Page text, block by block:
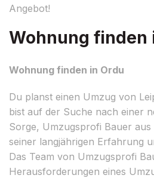
Angebot!
Wohnung finden
Wohnung finden in Ordu
Du planst einen Umzug von
bist auf der Suche nach einer
Sorge, Umzugsprofi Bauer aus
seiner langjährigen Erfahrung
Das Team von Umzugsprofi
Herausforderungen eines